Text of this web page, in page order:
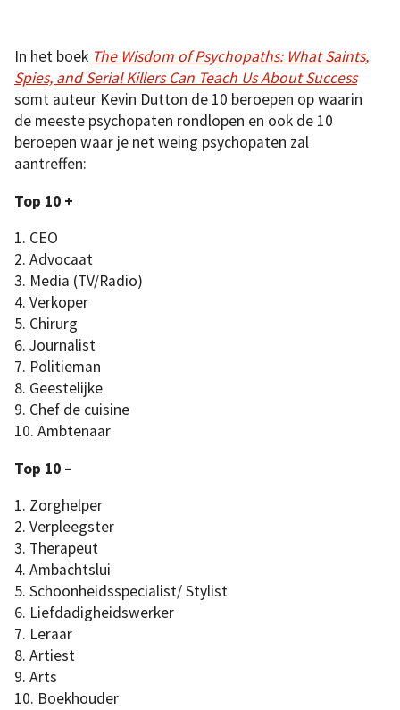
In het boek The Wisdom of Psychopaths: What Saints,
Spies, and Serial Killers Can Teach Us About Success
somt auteur Kevin Dutton de 10 beroepen op waarin
de meeste psychopaten rondlopen en ook de 10
beroepen waar je net weing psychopaten zal
aantreffen:
Top 10 +
1. CEO
2. Advocaat
3. Media (TV/Radio)
4. Verkoper
5. Chirurg
6. Journalist
7. Politieman
8. Geestelijke
9. Chef de cuisine
10. Ambtenaar
Top 10 –
1. Zorghelper
2. Verpleegster
3. Therapeut
4. Ambachtslui
5. Schoonheidsspecialist/ Stylist
6. Liefdadigheidswerker
7. Leraar
8. Artiest
9. Arts
10. Boekhouder